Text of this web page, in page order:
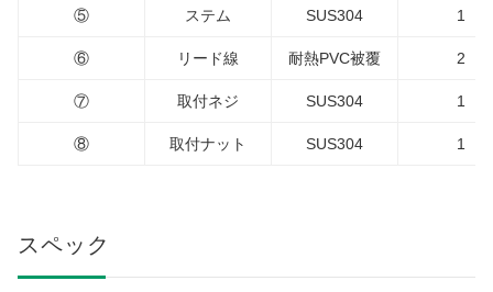
⑤ ステム SUS304 1
⑥ リード線 耐熱PVC被覆 2
⑦ 取付ネジ SUS304 1
⑧ 取付ナット SUS304 1
スペック